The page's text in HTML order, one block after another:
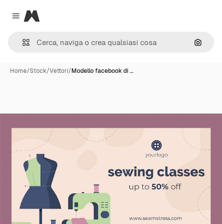
Close menu
Magnific
Cerca
Home/Stock/Vettori/Modello facebook di …